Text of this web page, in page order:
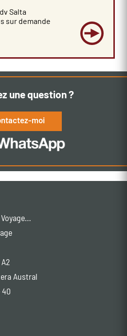
Salta
sur demande
une question ?
moi
Austral
40